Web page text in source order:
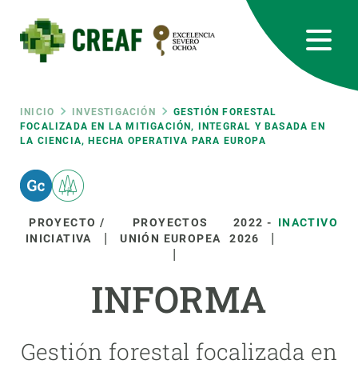
contenido
principal
Ruta
de
navegación
INICIO INVESTIGACIÓN
GESTIÓN FORESTAL
FOCALIZADA EN LA MITIGACIÓN, INTEGRAL Y BASADA EN
LA CIENCIA, HECHA OPERATIVA PARA EUROPA
PROYECTO /
INICIATIVA
PROYECTOS
UNIÓN EUROPEA
2022 -
2026
INACTIVO
INFORMA
Gestión forestal focalizada en
RRSS
Featured
responsive
Responsive
menu
SOBRE NOSOTROS
ÚNETE A NOSOTROS